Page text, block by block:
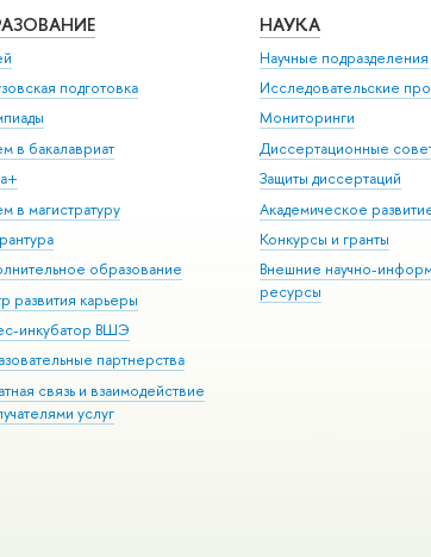
подготовка
в бакалавриат
в магистратуру
образование
развития карьеры
инкубатор ВШЭ
партнерства
связь и взаимодействие
услуг
НАУКА
Научные подразделения
Исследовательские
Мониторинги
Диссертационные
Защиты диссертаций
Академическое
Конкурсы и гранты
Внешние научно-
ресурсы